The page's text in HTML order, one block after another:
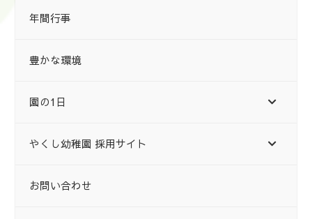
年間行事
豊かな環境
園の1日
やくし幼稚園 採用サイト
お問い合わせ